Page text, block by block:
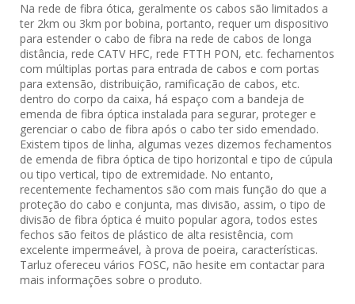
Na rede de fibra ótica, geralmente os cabos são limitados a
ter 2km ou 3km por bobina, portanto, requer um dispositivo
para estender o cabo de fibra na rede de cabos de longa
distância, rede CATV HFC, rede FTTH PON, etc. fechamentos
com múltiplas portas para entrada de cabos e com portas
para extensão, distribuição, ramificação de cabos, etc.
dentro do corpo da caixa, há espaço com a bandeja de
emenda de fibra óptica instalada para segurar, proteger e
gerenciar o cabo de fibra após o cabo ter sido emendado.
Existem tipos de linha, algumas vezes dizemos fechamentos
de emenda de fibra óptica de tipo horizontal e tipo de cúpula
ou tipo vertical, tipo de extremidade. No entanto,
recentemente fechamentos são com mais função do que a
proteção do cabo e conjunta, mas divisão, assim, o tipo de
divisão de fibra óptica é muito popular agora, todos estes
fechos são feitos de plástico de alta resistência, com
excelente impermeável, à prova de poeira, características.
Tarluz ofereceu vários FOSC, não hesite em contactar para
mais informações sobre o produto.